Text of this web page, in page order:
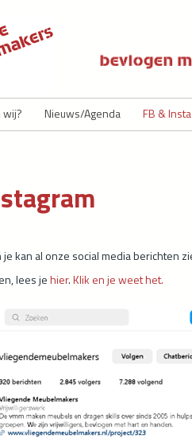
wij? Nieuws/Agenda FB &
kan al onze social media berichten
lees jehier.Klik en je weet het.